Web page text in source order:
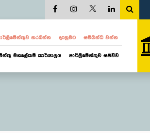
නරඹන්න දැනුමට සම්බන්ධ වන්න
මහලේකම් කාර්යාලය පාර්ලිමේන්තුව සජීවීව